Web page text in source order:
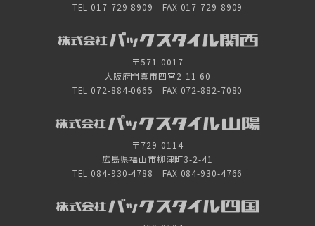
TEL 017-729-8909 FAX 017-729-8909
〒571-0017
大阪府門真市四宮2-11-60
TEL 072-884-0665 FAX 072-882-7080
〒729-0114
広島県福山市柳津町3-2-41
TEL 084-930-4788 FAX 084-930-4766